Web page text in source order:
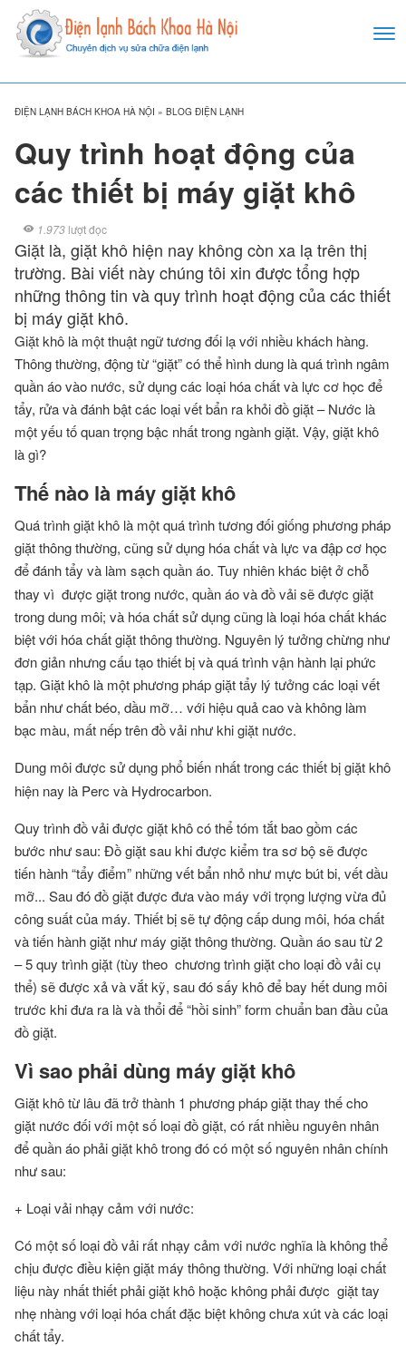
ĐIỆN LẠNH BÁCH KHOA HÀ NỘI » BLOG ĐIỆN LẠNH
Quy trình hoạt động của
các thiết bị máy giặt khô
1.973 lượt đọc
Giặt là, giặt khô hiện nay không còn xa lạ trên thị
trường. Bài viết này chúng tôi xin được tổng hợp
những thông tin và quy trình hoạt động của các thiết
bị máy giặt khô.
Giặt khô là một thuật ngữ tương đối lạ với nhiều khách hàng.
Thông thường, động từ “giặt” có thể hình dung là quá trình ngâm
quần áo vào nước, sử dụng các loại hóa chất và lực cơ học để
tẩy, rửa và đánh bật các loại vết bẩn ra khỏi đồ giặt – Nước là
một yếu tố quan trọng bậc nhất trong ngành giặt. Vậy, giặt khô
là gì?
Thế nào là máy giặt khô
Quá trình giặt khô là một quá trình tương đối giống phương pháp
giặt thông thường, cũng sử dụng hóa chất và lực va đập cơ học
để đánh tẩy và làm sạch quần áo. Tuy nhiên khác biệt ở chỗ
thay vì được giặt trong nước, quần áo và đồ vải sẽ được giặt
trong dung môi; và hóa chất sử dụng cũng là loại hóa chất khác
biệt với hóa chất giặt thông thường. Nguyên lý tưởng chừng như
đơn giản nhưng cấu tạo thiết bị và quá trình vận hành lại phức
tạp. Giặt khô là một phương pháp giặt tẩy lý tưởng các loại vết
bẩn như chất béo, dầu mỡ… với hiệu quả cao và không làm
bạc màu, mất nếp trên đồ vải như khi giặt nước.
Dung môiđược sử dụng phổ biến nhất trong các thiết bị giặt khô
hiện nay là Perc và Hydrocarbon.
Quy trình đồ vải được giặt khô có thể tóm tắt bao gồm các
bước như sau: Đồ giặt sau khi được kiểm tra sơ bộ sẽ được
tiến hành “tẩy điểm” những vết bẩn nhỏ như mực bút bi, vết dầu
mỡ... Sau đó đồ giặt được đưa vào máy với trọng lượng vừa đủ
công suất của máy. Thiết bị sẽ tự động cấp dung môi, hóa chất
và tiến hành giặt như máy giặt thông thường. Quần áo sau từ 2
– 5 quy trình giặt (tùy theo chương trình giặt cho loại đồ vải cụ
thể) sẽ được xả và vắt kỹ, sau đó sấy khô để bay hết dung môi
trước khi đưa ra là và thổi để “hồi sinh” form chuẩn ban đầu của
đồ giặt.
Vì sao phải dùng máy giặt khô
Giặt khô từ lâu đã trở thành 1 phương pháp giặt thay thế cho
giặt nước đối với một số loại đồ giặt, có rất nhiều nguyên nhân
để quần áo phải giặt khô trong đó có một số nguyên nhân chính
như sau:
+ Loại vải nhạy cảm với nước:
Có một số loại đồ vải rất nhạy cảm với nước nghĩa là không thể
chịu được điều kiện giặt máy thông thường. Với những loại chất
liệu này nhất thiết phải giặt khô hoặc không phải được giặt tay
nhẹ nhàng với loại hóa chất đặc biệt không chưa xút và các loại
chất tẩy.